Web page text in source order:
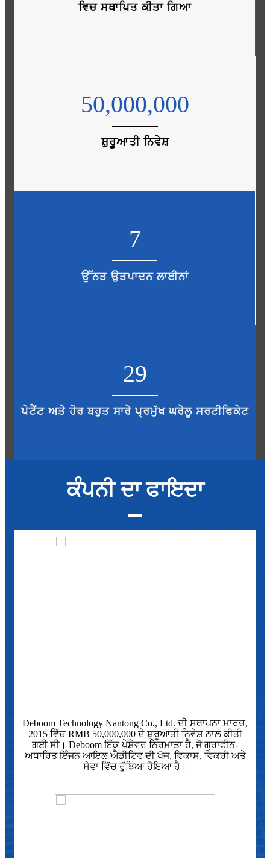
ਵਿਚ ਸਥਾਪਿਤ ਕੀਤਾ ਗਿਆ
50,000,000
ਸ਼ੁਰੂਆਤੀ ਨਿਵੇਸ਼
7
ਉੱਨਤ ਉਤਪਾਦਨ ਲਾਈਨਾਂ
29
ਪੇਟੈਂਟ ਅਤੇ ਹੋਰ ਬਹੁਤ ਸਾਰੇ ਪ੍ਰਮੁੱਖ ਘਰੇਲੂ ਸਰਟੀਫਿਕੇਟ
ਕੰਪਨੀ ਦਾ ਫਾਇਦਾ
Deboom Technology Nantong Co., Ltd. ਦੀ ਸਥਾਪਨਾ ਮਾਰਚ,
2015 ਵਿੱਚ RMB 50,000,000 ਦੇ ਸ਼ੁਰੂਆਤੀ ਨਿਵੇਸ਼ ਨਾਲ ਕੀਤੀ
ਗਈ ਸੀ। Deboom ਇੱਕ ਪੇਸ਼ੇਵਰ ਨਿਰਮਾਤਾ ਹੈ, ਜੋ ਗ੍ਰਾਫੀਨ-
ਅਧਾਰਿਤ ਇੰਜਨ ਆਇਲ ਐਡੀਟਿਵ ਦੀ ਖੋਜ, ਵਿਕਾਸ, ਵਿਕਰੀ ਅਤੇ
ਸੇਵਾ ਵਿੱਚ ਰੁੱਝਿਆ ਹੋਇਆ ਹੈ।